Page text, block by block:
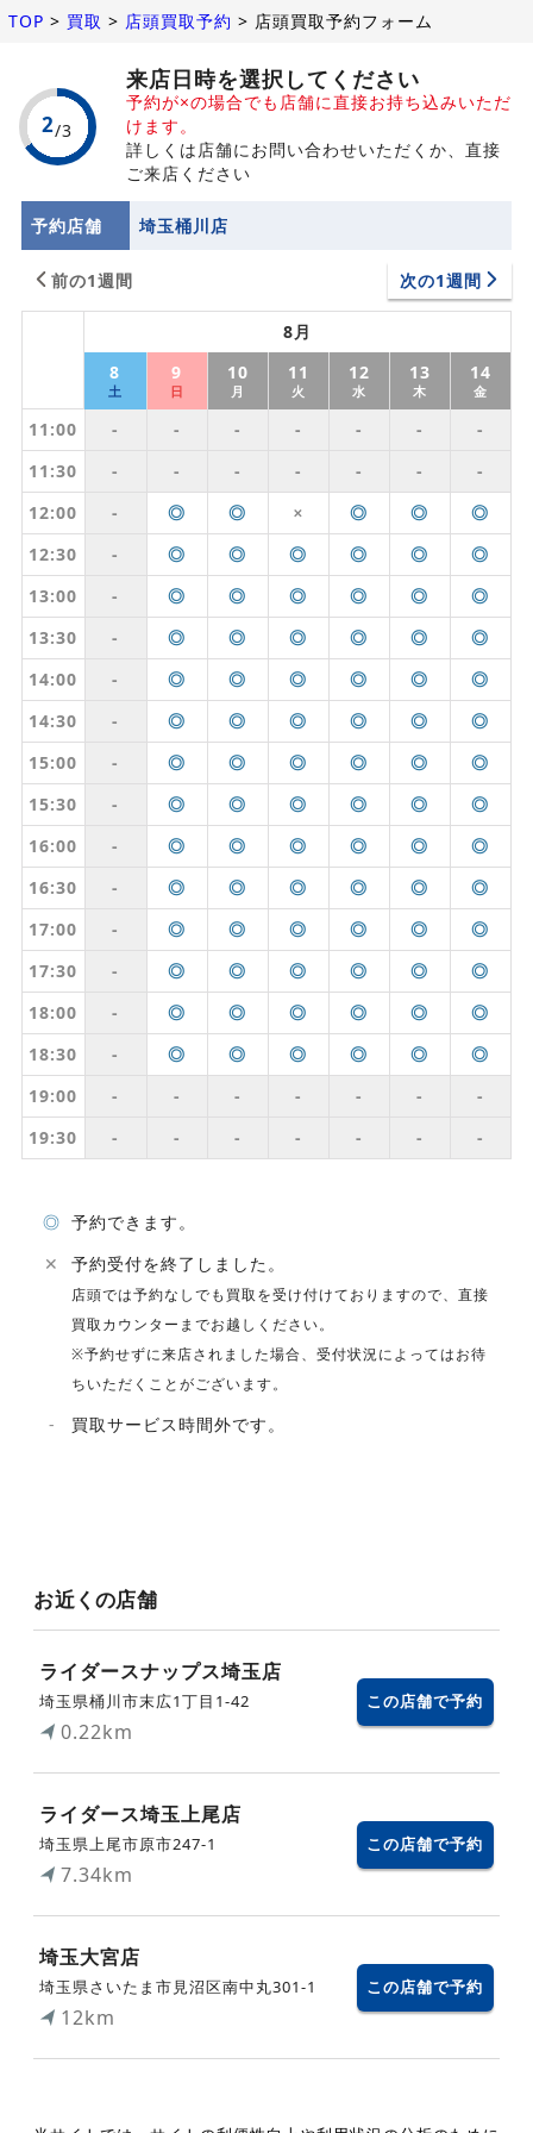
TOP > 買取 > 店頭買取予約 > 店頭買取予約フォーム
来店日時を選択してください
予約が×の場合でも店舗に直接お持ち込みいただ
けます。
詳しくは店舗にお問い合わせいただくか、直接
ご来店ください
予約店舗 埼玉桶川店
前の1週間 次の1週間
8月
8
土
9
日
10
月
11
火
12
水
13
木
14
金
11:00 - - - - - -
-
11:30
- - - - - -
-
12:00
- ◎ ◎ ✕ ◎ ◎
◎
12:30
- ◎ ◎ ◎ ◎ ◎
◎
13:00
- ◎ ◎ ◎ ◎ ◎
◎
13:30
- ◎ ◎ ◎ ◎ ◎
◎
14:00
- ◎ ◎ ◎ ◎ ◎
◎
14:30
- ◎ ◎ ◎ ◎ ◎
◎
15:00
- ◎ ◎ ◎ ◎ ◎
◎
15:30
- ◎ ◎ ◎ ◎ ◎
◎
16:00
- ◎ ◎ ◎ ◎ ◎
◎
16:30
- ◎ ◎ ◎ ◎ ◎
◎
17:00
- ◎ ◎ ◎ ◎ ◎
◎
17:30
- ◎ ◎ ◎ ◎ ◎
◎
18:00
- ◎ ◎ ◎ ◎ ◎
◎
18:30
- ◎ ◎ ◎ ◎ ◎
◎
19:00
- - - - - -
-
19:30
- - - - - - -
◎ 予約できます。
✕
予約受付を終了しました。
店頭では予約なしでも買取を受け付けておりますので、直接
買取カウンターまでお越しください。
※予約せずに来店されました場合、受付状況によってはお待
ちいただくことがございます。
- 買取サービス時間外です。
お近くの店舗
ライダースナップス埼玉店
埼玉県桶川市末広1丁目1-42
0.22km
この店舗で予約
ライダース埼玉上尾店
埼玉県上尾市原市247-1
7.34km
この店舗で予約
埼玉大宮店
埼玉県さいたま市見沼区南中丸301-1
12km
この店舗で予約